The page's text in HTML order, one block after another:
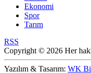
Ekonomi
Spor
Tarım
RSS
Copyright © 2026 Her
Yazılım & Tasarım: WK